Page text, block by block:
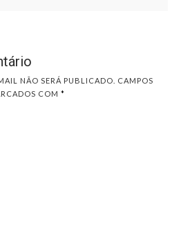
NÃO SERÁ PUBLICADO.
CAMPOS
COM *